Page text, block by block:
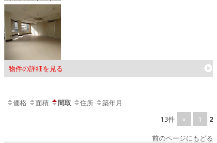
物件の詳細を見る
価格 面積 間取 住所
築年月
13件
« 1 2
前のページにもどる